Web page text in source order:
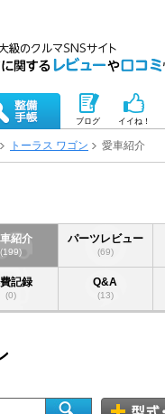
ブログ イイね！
トーラス ワゴン 愛車紹介
紹介
(199)
パーツレビュー
(69)
記録
(0)
Q&A
(13)